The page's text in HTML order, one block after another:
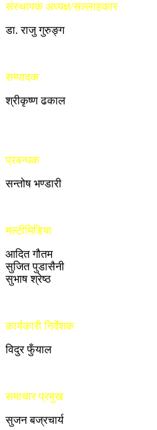
संस्थापक अध्यक्ष/सल्लाहकार
डा. राजु गुरुङ्ग
सम्पादक
श्रीकृष्ण ढकाल
प्रबन्धक
सन्तोष भण्डारी
मल्टीमिडिया
आदित गौतम
सुजित पुडासैनी
सुभाष श्रेष्ठ
कार्यकारी निर्देशक
विदुर फुँयाल
समाचार प्रमुख
सुजन बज्रचार्य